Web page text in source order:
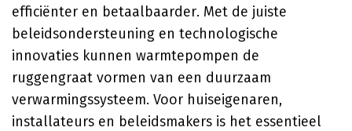
efficiënter en betaalbaarder. Met de juiste
beleidsondersteuning en technologische
innovaties kunnen warmtepompen de
ruggengraat vormen van een duurzaam
verwarmingssysteem. Voor huiseigenaren,
installateurs en beleidsmakers is het essentieel